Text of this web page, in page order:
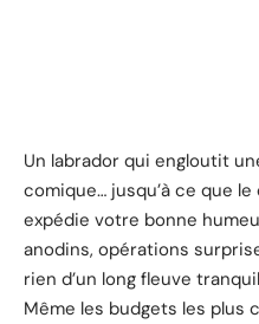
Un labrador qui engloutit
comique… jusqu’à ce que
expédie votre bonne
anodins, opérations
rien d’un long fleuve
Même les budgets les plus